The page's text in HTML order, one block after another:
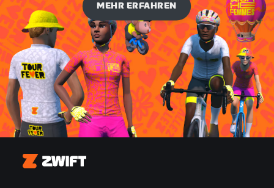
MEHR ERFAHREN
Zwift